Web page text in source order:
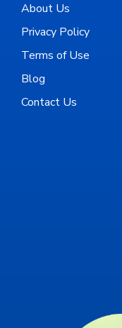
About Us
Privacy Policy
Terms of Use
Blog
Contact Us